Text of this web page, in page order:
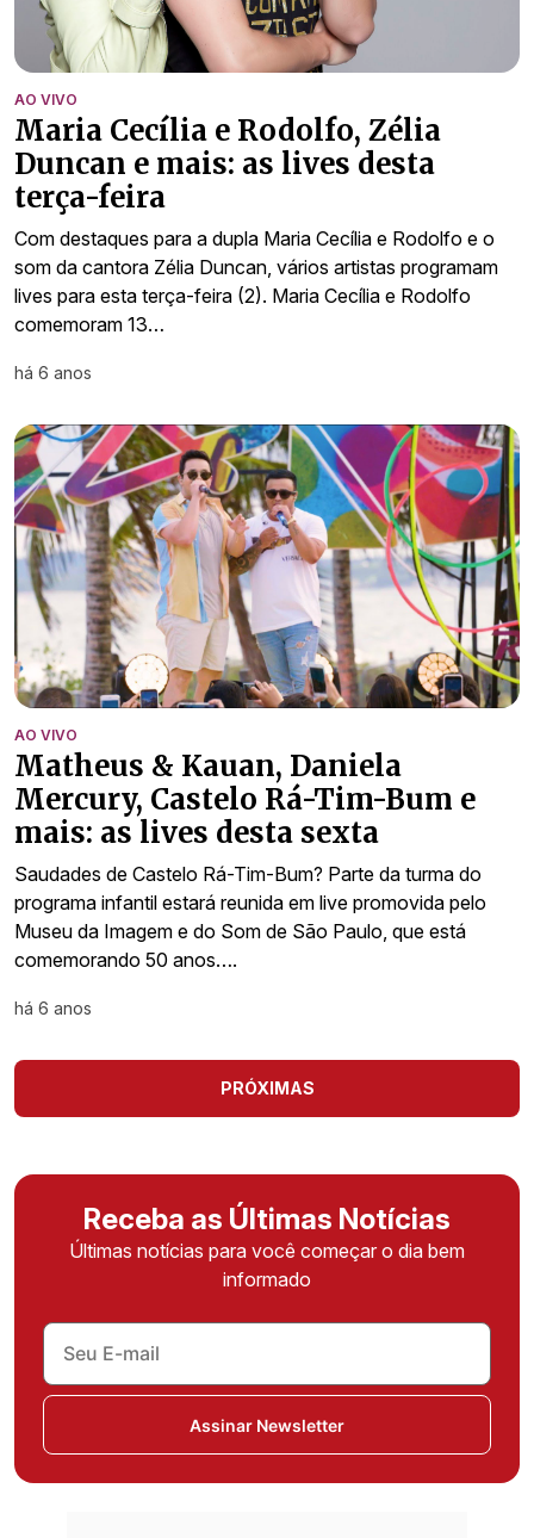
AO VIVO
Maria Cecília e Rodolfo, Zélia
Duncan e mais: as lives desta
terça-feira
Com destaques para a dupla Maria Cecília e Rodolfo e o
som da cantora Zélia Duncan, vários artistas programam
lives para esta terça-feira (2). Maria Cecília e Rodolfo
comemoram 13…
há 6 anos
AO VIVO
Matheus & Kauan, Daniela
Mercury, Castelo Rá-Tim-Bum e
mais: as lives desta sexta
Saudades de Castelo Rá-Tim-Bum? Parte da turma do
programa infantil estará reunida em live promovida pelo
Museu da Imagem e do Som de São Paulo, que está
comemorando 50 anos….
há 6 anos
PRÓXIMAS
Receba as Últimas Notícias
Últimas notícias para você começar o dia bem
informado
Assinar Newsletter